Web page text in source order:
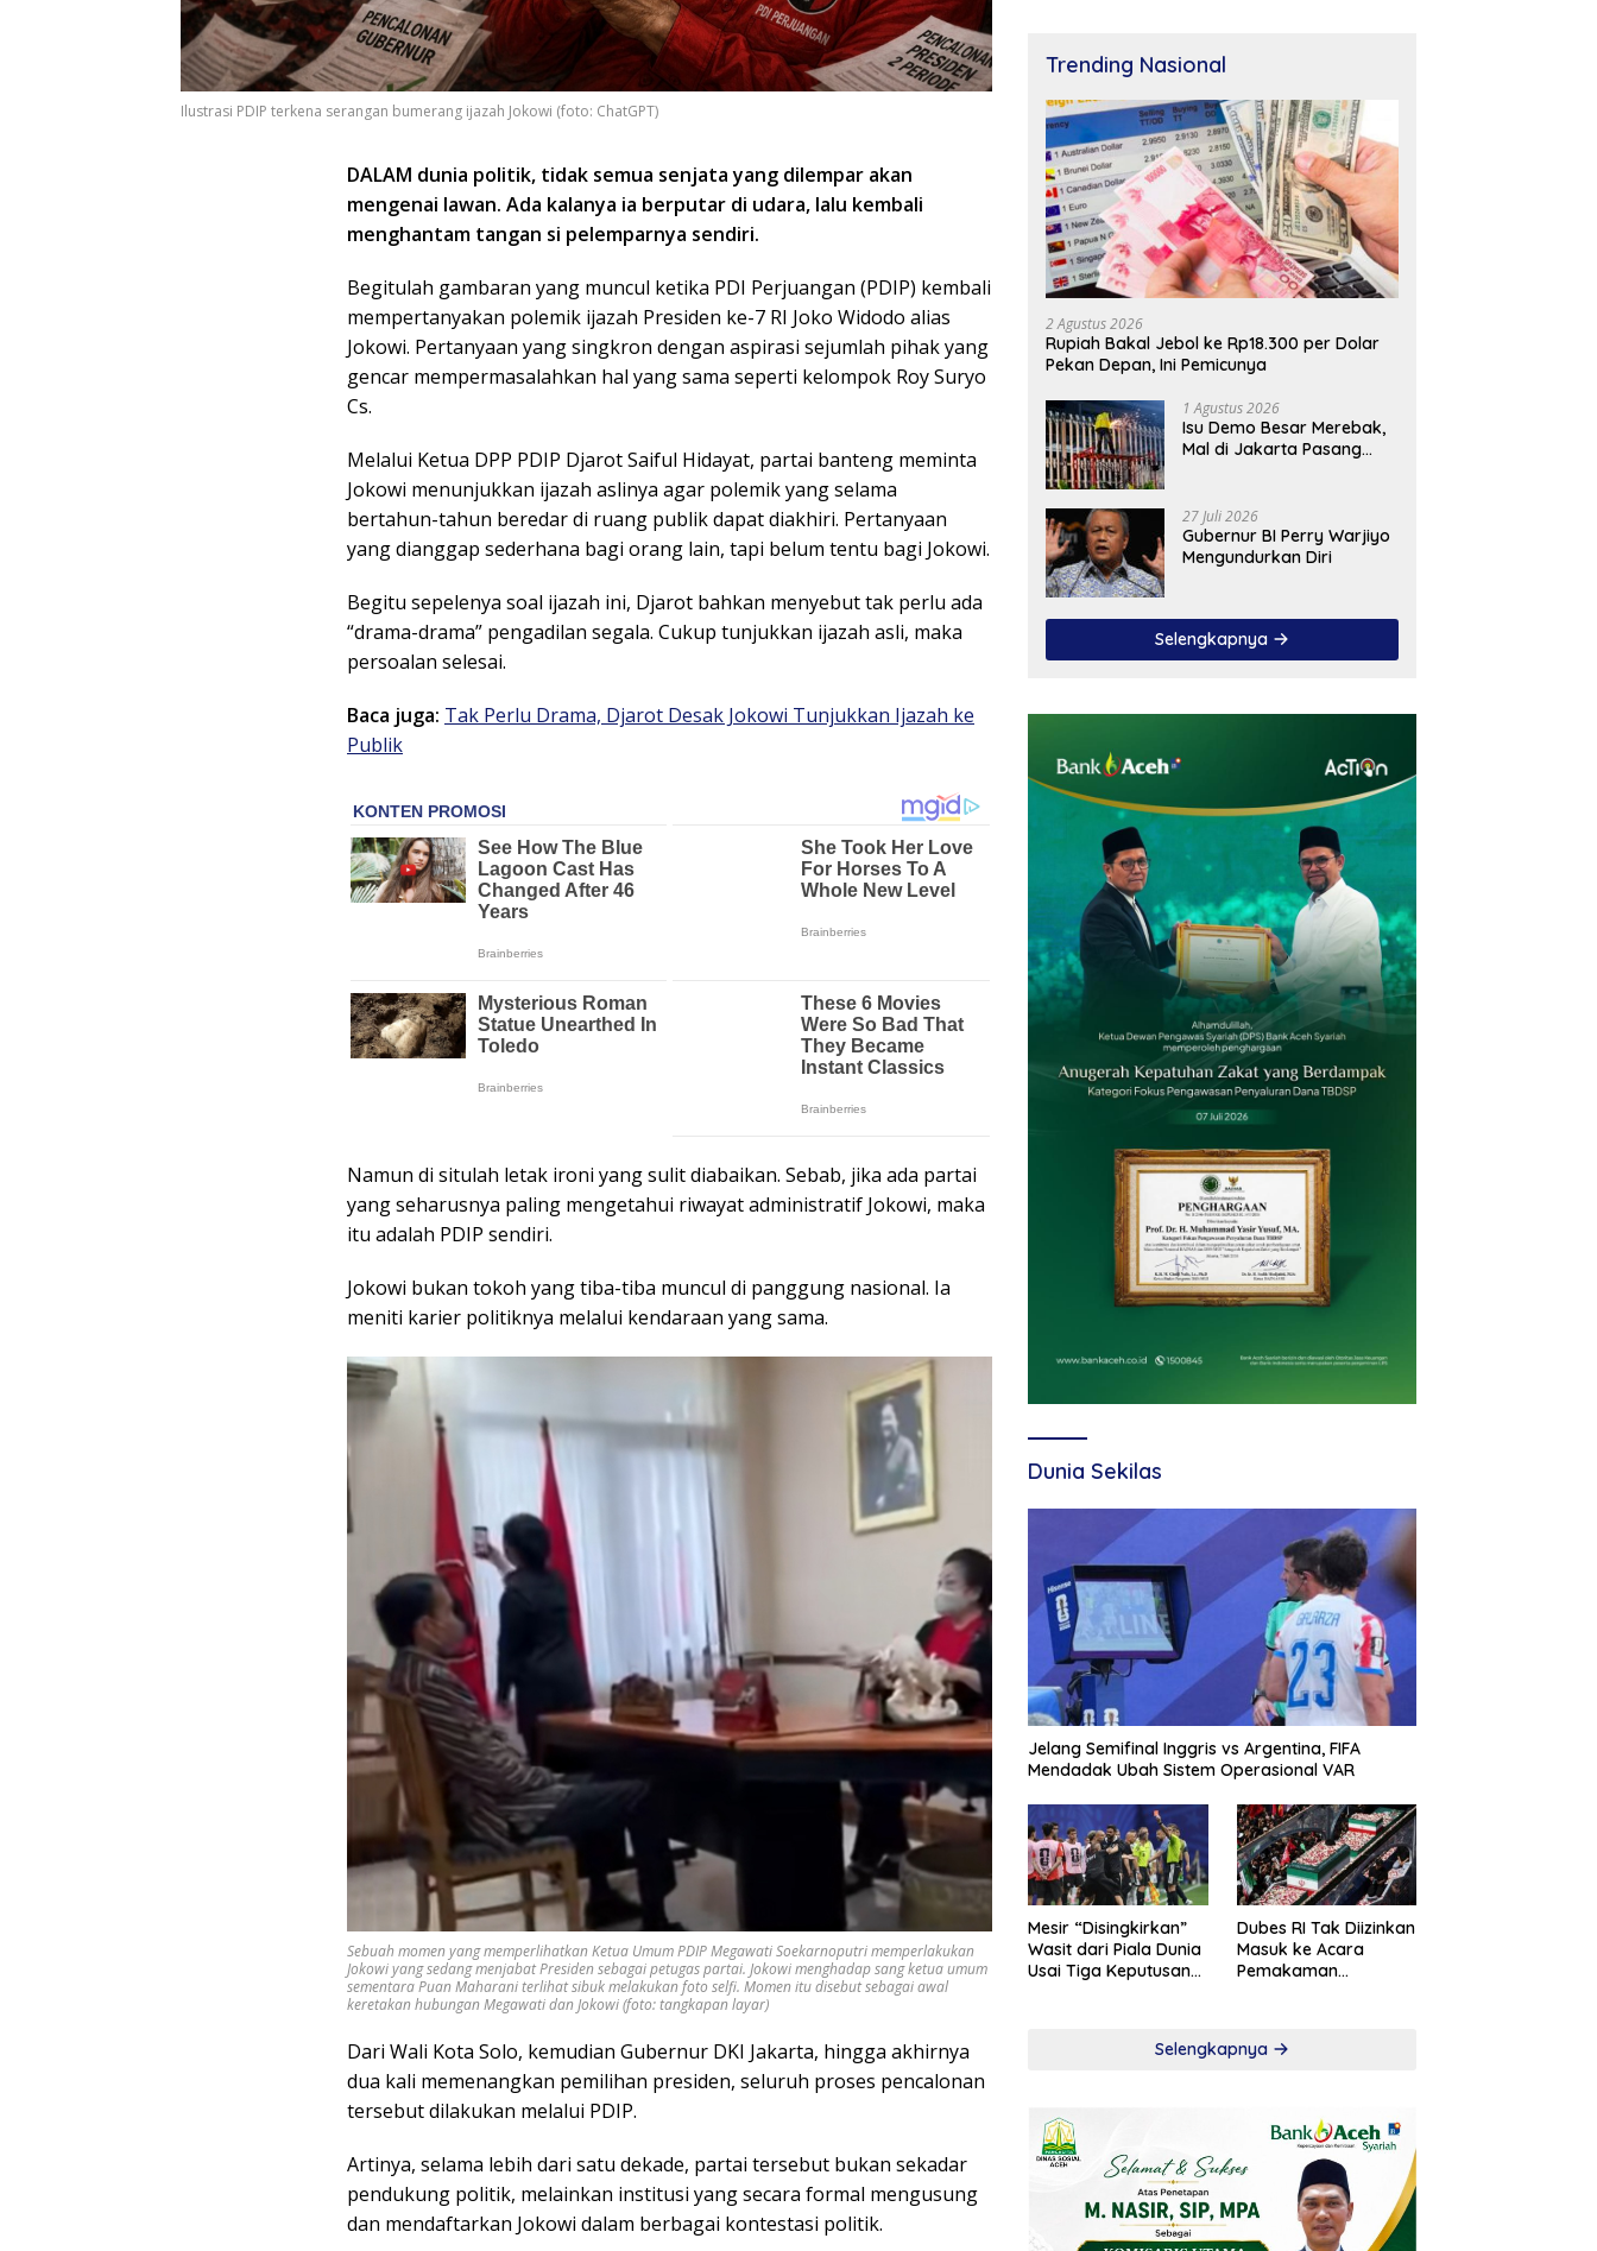
Ilustrasi PDIP terkena serangan bumerang ijazah Jokowi (foto: ChatGPT)
DALAM dunia politik, tidak semua senjata yang dilempar akan
mengenai lawan. Ada kalanya ia berputar di udara, lalu kembali
menghantam tangan si pelemparnya sendiri.
Begitulah gambaran yang muncul ketika PDI Perjuangan (PDIP) kembali
mempertanyakan polemik ijazah Presiden ke-7 RI Joko Widodo alias
Jokowi. Pertanyaan yang singkron dengan aspirasi sejumlah pihak yang
gencar mempermasalahkan hal yang sama seperti kelompok Roy Suryo
Cs.
Melalui Ketua DPP PDIP Djarot Saiful Hidayat, partai banteng meminta
Jokowi menunjukkan ijazah aslinya agar polemik yang selama
bertahun-tahun beredar di ruang publik dapat diakhiri. Pertanyaan
yang dianggap sederhana bagi orang lain, tapi belum tentu bagi Jokowi.
Begitu sepelenya soal ijazah ini, Djarot bahkan menyebut tak perlu ada
“drama-drama” pengadilan segala. Cukup tunjukkan ijazah asli, maka
persoalan selesai.
Baca juga: Tak Perlu Drama, Djarot Desak Jokowi Tunjukkan Ijazah ke
Publik
Namun di situlah letak ironi yang sulit diabaikan. Sebab, jika ada partai
yang seharusnya paling mengetahui riwayat administratif Jokowi, maka
itu adalah PDIP sendiri.
Jokowi bukan tokoh yang tiba-tiba muncul di panggung nasional. Ia
meniti karier politiknya melalui kendaraan yang sama.
Sebuah momen yang memperlihatkan Ketua Umum PDIP Megawati Soekarnoputri memperlakukan
Jokowi yang sedang menjabat Presiden sebagai petugas partai. Jokowi menghadap sang ketua umum
sementara Puan Maharani terlihat sibuk melakukan foto selfi. Momen itu disebut sebagai awal
keretakan hubungan Megawati dan Jokowi (foto: tangkapan layar)
Dari Wali Kota Solo, kemudian Gubernur DKI Jakarta, hingga akhirnya
dua kali memenangkan pemilihan presiden, seluruh proses pencalonan
tersebut dilakukan melalui PDIP.
Artinya, selama lebih dari satu dekade, partai tersebut bukan sekadar
pendukung politik, melainkan institusi yang secara formal mengusung
dan mendaftarkan Jokowi dalam berbagai kontestasi politik.
Trending Nasional
2 Agustus 2026
Rupiah Bakal Jebol ke Rp18.300 per Dolar
Pekan Depan, Ini Pemicunya
1 Agustus 2026
Isu Demo Besar Merebak,
Mal di Jakarta Pasang
27 Juli 2026
Gubernur BI Perry Warjiyo
Mengundurkan Diri
Selengkapnya
Dunia Sekilas
Jelang Semifinal Inggris vs Argentina, FIFA
Mendadak Ubah Sistem Operasional VAR
Mesir “Disingkirkan”
Wasit dari Piala Dunia
Usai Tiga Keputusan
Dubes RI Tak Diizinkan
Masuk ke Acara
Pemakaman
Selengkapnya